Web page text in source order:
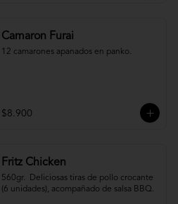
Camaron Furai
12 camarones apanados en panko.
$8.900
Fritz Chicken
560gr.  Deliciosas tiras de pollo crocante
(6 unidades), acompañado de salsa BBQ.